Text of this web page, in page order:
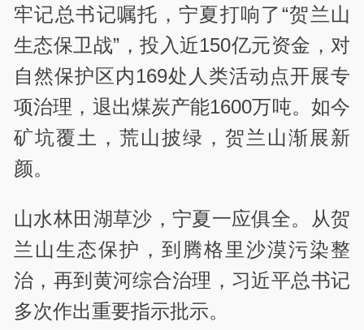
牢记总书记嘱托，宁夏打响了“贺兰山
生态保卫战”，投入近150亿元资金，对
自然保护区内169处人类活动点开展专
项治理，退出煤炭产能1600万吨。如今
矿坑覆土，荒山披绿，贺兰山渐展新
颜。
山水林田湖草沙，宁夏一应俱全。从贺
兰山生态保护，到腾格里沙漠污染整
治，再到黄河综合治理，习近平总书记
多次作出重要指示批示。